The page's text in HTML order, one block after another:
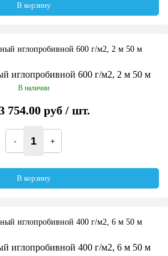
В корзину
иглопробивной 600 г/м2, 2 м 50 м
В наличии
754.00 руб/ шт.
В корзину
иглопробивной 400 г/м2, 6 м 50 м